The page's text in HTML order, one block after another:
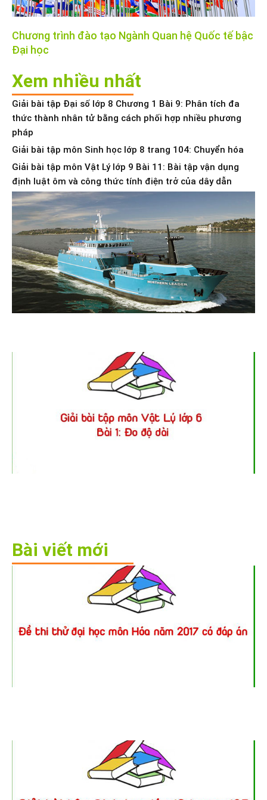
Chương trình đào tạo Ngành Quan hệ Quốc tế bậc
Đại học
Xem nhiều nhất
Giải bài tập Đại số lớp 8 Chương 1 Bài 9: Phân tích đa
thức thành nhân tử bằng cách phối hợp nhiều phương
pháp
Giải bài tập môn Sinh học lớp 8 trang 104: Chuyển hóa
Giải bài tập môn Vật Lý lớp 9 Bài 11: Bài tập vận dụng
định luật ôm và công thức tính điện trở của dây dẫn
Bài viết mới